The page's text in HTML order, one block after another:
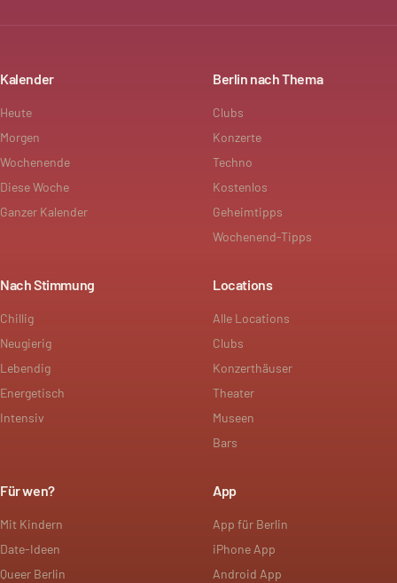
Kalender
Heute
Morgen
Wochenende
Diese Woche
Ganzer Kalender
Berlin nach Thema
Clubs
Konzerte
Techno
Kostenlos
Geheimtipps
Wochenend-Tipps
Nach Stimmung
Chillig
Neugierig
Lebendig
Energetisch
Intensiv
Locations
Alle Locations
Clubs
Konzerthäuser
Theater
Museen
Bars
Für wen?
Mit Kindern
Date-Ideen
Queer Berlin
App
App für Berlin
iPhone App
Android App